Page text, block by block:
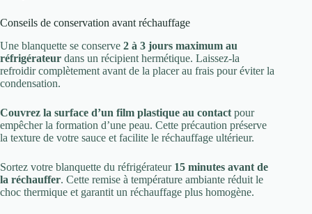
Conseils de conservation avant réchauffage
Une blanquette se conserve 2 à 3 jours maximum au
réfrigérateur dans un récipient hermétique. Laissez-la
refroidir complètement avant de la placer au frais pour éviter la
condensation.
Couvrez la surface d’un film plastique au contact pour
empêcher la formation d’une peau. Cette précaution préserve
la texture de votre sauce et facilite le réchauffage ultérieur.
Sortez votre blanquette du réfrigérateur 15 minutes avant de
la réchauffer. Cette remise à température ambiante réduit le
choc thermique et garantit un réchauffage plus homogène.